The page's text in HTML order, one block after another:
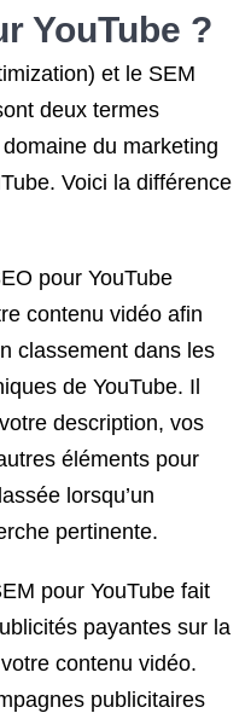
YouTube ?
et le SEM
deux termes
du marketing
Voici la différence
pour YouTube
contenu vidéo afin
classement dans les
de YouTube. Il
description, vos
éléments pour
lorsqu’un
pertinente.
pour YouTube fait
payantes sur la
contenu vidéo.
publicitaires